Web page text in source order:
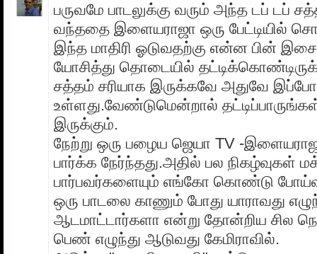
பருவமே பாடலுக்கு வரும் அந்த டப் டப்
வந்ததை இளையராஜா ஒரு பேட்டியில்
இந்த மாதிரி ஓடுவதற்கு என்ன பின்
யோசித்து தொடையில்
சத்தம் சரியாக இருக்கவே அதுவே
உள்ளது.வேண்டுமென்றால்
இருக்கும்.
நேற்று ஒரு பழைய ஜெயா TV -
பார்க்க நேர்ந்தது.அதில் பல நிகழ்வுகள்
பார்பவர்களையும் எங்கோ கொண்டு
ஒரு பாடலை காணும் போது யாராவது
ஆடமாட்டார்களா என்று தோன்றிய சில
பெண் எழுந்து ஆடுவது கேமிராவில்.